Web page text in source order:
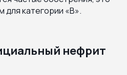
для категории «В».
нефрит